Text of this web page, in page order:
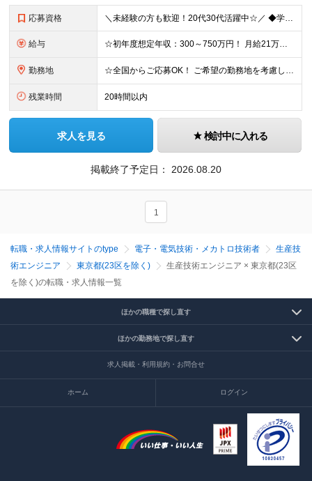
応募資格 ＼未経験の方も歓迎！20代30代活躍中☆／ ◆学歴不問 ◆経験不問 ☆豊富に案件を取り揃えているため、言語やフェーズ、レベル感は問いません！ ☆経験に応じて即戦力として活躍いただくことも◎ ☆何らか
給与 ☆初年度想定年収：300～750万円！ 月給21万円～45万円＋残業代全額支給＋各種手当！ 【500以上の給与テーブルで納得感ある評価体制◎】 【様々な手当をご用意しています！】 ◆通勤手当 ◆
勤務地 ☆全国からご応募OK！ ご希望の勤務地を考慮し、全国各地で勤務いただけます◎ ＼東北・北陸地域の採用を強化中です！／ 【該当地域】 └北海道・岩手・宮城・福島・茨城・栃木・群馬・埼玉・東京・神奈川
残業時間 20時間以内
求人を見る 検討中に入れる
掲載終了予定日： 2026.08.20
1
転職・求人情報サイトのtype 電子・電気技術・メカトロ技術者
生産技
術エンジニア
東京都(23区を除く)
生産技術エンジニア × 東京都(23区
を除く)の転職・求人情報一覧
ほかの職種で探し直す
ほかの勤務地で探し直す
求人掲載・利用規約・お問合せ
ホーム ログイン